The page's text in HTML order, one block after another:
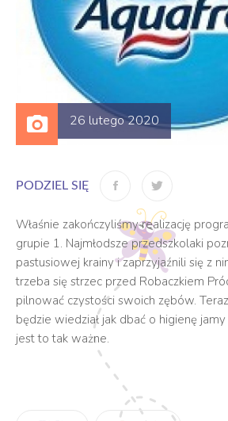
26 lutego 2020
PODZIEL SIĘ
Właśnie zakończyliśmy realizację
grupie 1. Najmłodsze przedszkolaki
pastusiowej krainy i zaprzyjaźnili się z
trzeba się strzec przed Robaczkiem
pilnować czystości swoich zębów.
będzie wiedział jak dbać o higienę
jest to tak ważne.